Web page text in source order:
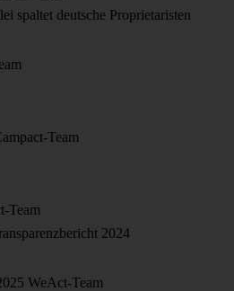
spaltet deutsche Proprietaristen
Team
Team
2024
WeAct-Team